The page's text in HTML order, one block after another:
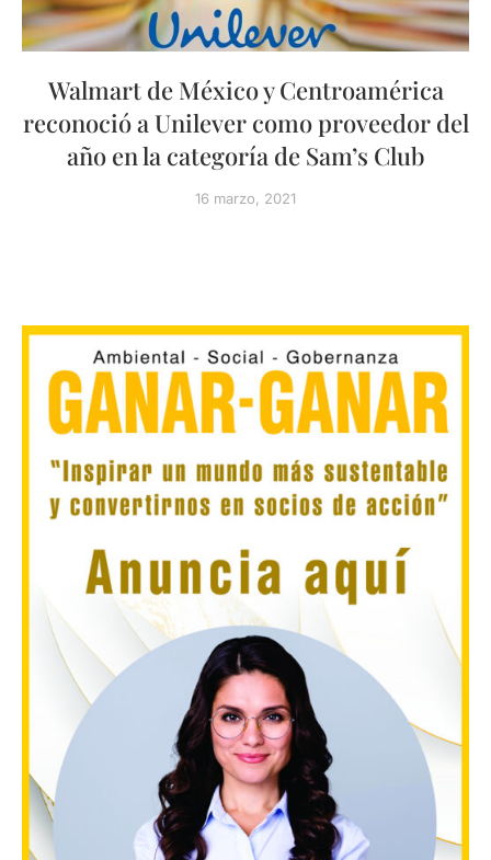
Walmart de México y Centroamérica
reconoció a Unilever como proveedor del
año en la categoría de Sam’s Club
16 marzo, 2021